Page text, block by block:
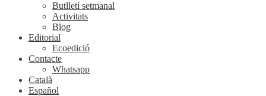
Butlletí setmanal
Activitats
Blog
Editorial
Ecoedició
Contacte
Whatsapp
Català
Español